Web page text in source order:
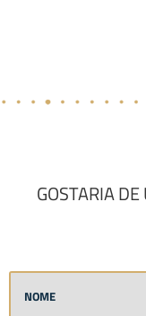
GOSTARIA